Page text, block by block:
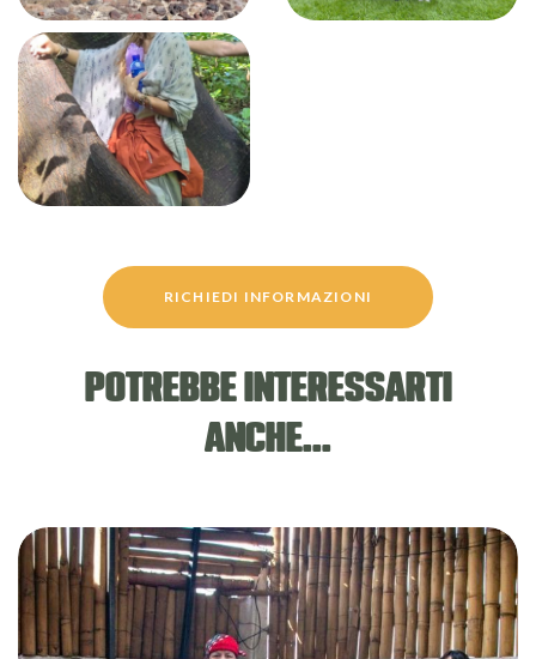
RICHIEDI INFORMAZIONI
POTREBBE INTERESSARTI
ANCHE...